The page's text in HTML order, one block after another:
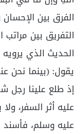
الفرق بين
التفريق بين مراتب
الحديث الذي
يقول: (بينما نحن
إذ طلع علينا رجل
عليه أثر السفر،
عليه وسلم،